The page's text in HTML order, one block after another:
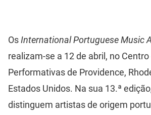
Os International Portuguese Music
realizam-se a 12 de abril, no
Performativas de Providence,
Estados Unidos. Na sua 13.ª
distinguem artistas de origem